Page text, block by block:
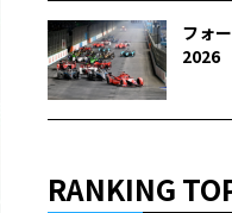
フォ
2026
RANKING